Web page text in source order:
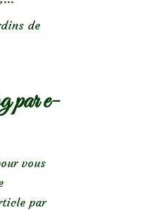
de
par e-
vous
par